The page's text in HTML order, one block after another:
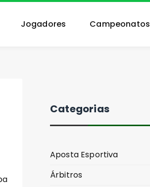
Jogadores Campeonatos
Categorias
Aposta Esportiva
Árbitros